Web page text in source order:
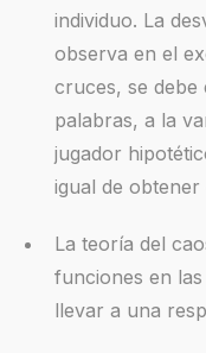
individuo. La
observa en el
cruces, se debe
palabras, a la
jugador
igual de obtener
La teoría del
funciones en
llevar a una